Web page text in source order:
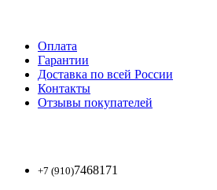
Оплата
Гарантии
Доставка по всей России
Контакты
Отзывы покупателей
+7 (910)7468171